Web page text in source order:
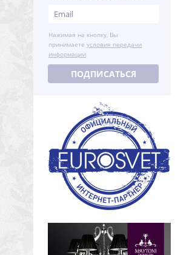
Нажимая на кнопку, Вы
принимаете условия передачи
информации
ПОДПИСАТЬСЯ